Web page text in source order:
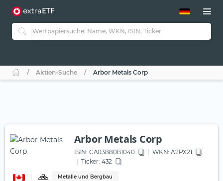
ETF-Guide 2.0
Guide Aktive ETFs
ETF-Sparpläne
Aktien-Suche Arbor Metals Corp
Arbor Metals Corp
ISIN: CA03880B1040 WKN: A2PX21
Ticker: 432
Metalle und Bergbau